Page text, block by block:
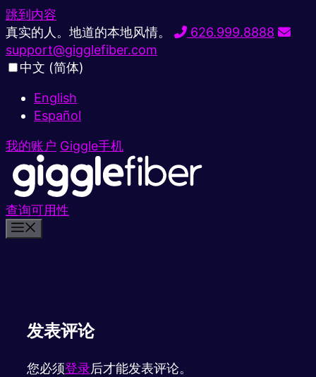
跳到内容
真实的人。地道的本地风情。
626.999.8888
support@gigglefiber.com
中文 (简体)
English
Español
我的账户 Giggle手机
查询可用性
发表评论
您必须登录后才能发表评论。